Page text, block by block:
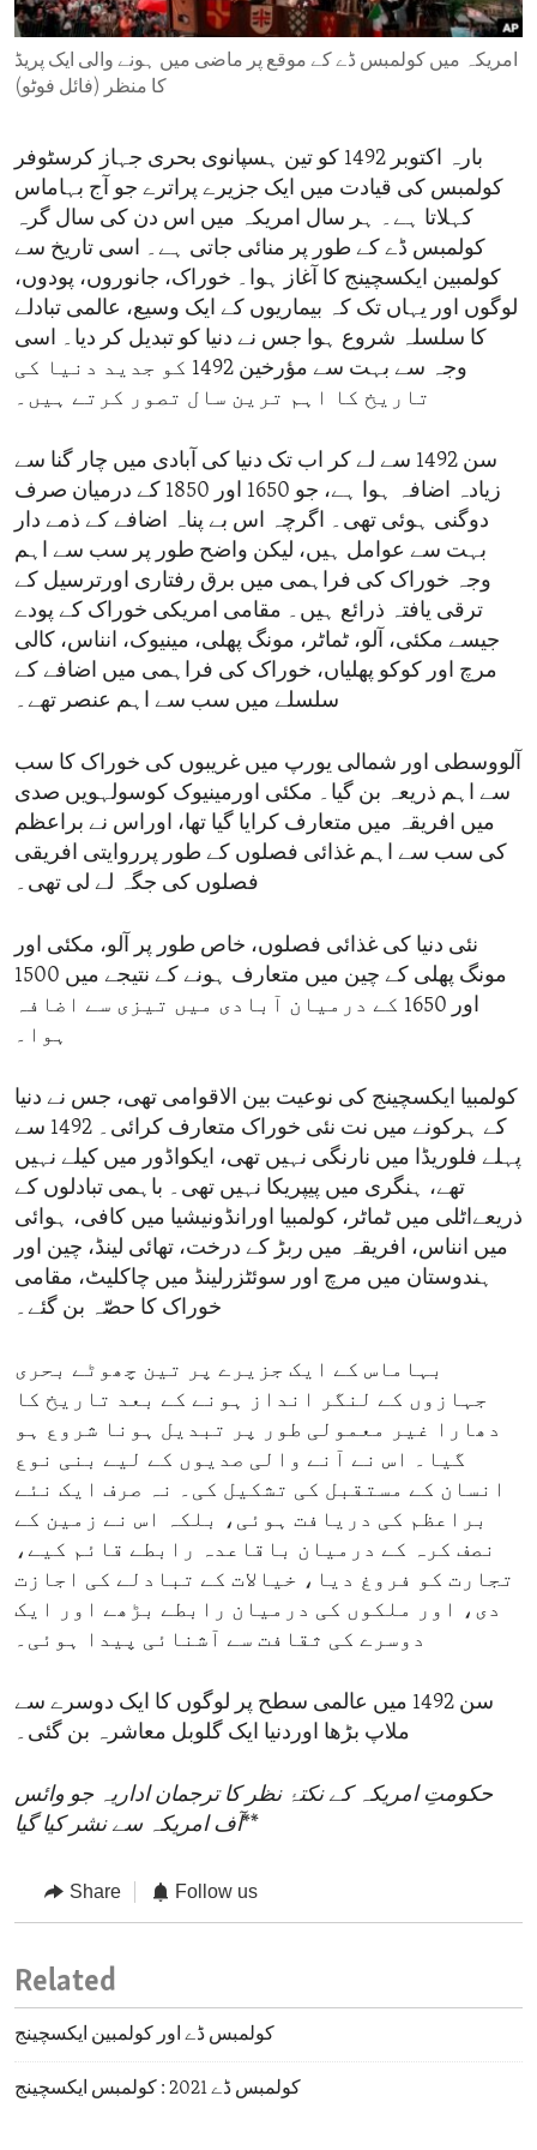
ENVIRONMENT AND HEALTH
IDEALS AND INSTITUTIONS
امریکہ میں کولمبس ڈے کے موقع پر ماضی میں ہونے والی ایک پریڈ
کا منظر (فائل فوٹو)
بارہ اکتوبر 1492 کو تین ہسپانوی بحری جہاز کرسٹوفر
کولمبس کی قیادت میں ایک جزیرے پراترے جو آج بہاماس
کہلاتا ہے۔ ہر سال امریکہ میں اس دن کی سال گرہ
کولمبس ڈے کے طور پر منائی جاتی ہے۔ اسی تاریخ سے
کولمبین ایکسچینج کا آغاز ہوا۔ خوراک، جانوروں، پودوں،
لوگوں اور یہاں تک کہ بیماریوں کے ایک وسیع، عالمی تبادلے
کا سلسلہ شروع ہوا جس نے دنیا کو تبدیل کر دیا۔ اسی
وجہ سے بہت سے مؤرخین 1492 کو جدید دنیا کی
تاریخ کا اہم ترین سال تصور کرتے ہیں۔
سن 1492 سے لے کر اب تک دنیا کی آبادی میں چار گنا سے
زیادہ اضافہ ہوا ہے، جو 1650 اور 1850 کے درمیان صرف
دوگنی ہوئی تھی۔ اگرچہ اس بے پناہ اضافے کے ذمے دار
بہت سے عوامل ہیں، لیکن واضح طور پر سب سے اہم
وجہ خوراک کی فراہمی میں برق رفتاری اورترسیل کے
ترقی یافتہ ذرائع ہیں۔ مقامی امریکی خوراک کے پودے
جیسے مکئی، آلو، ٹماٹر، مونگ پھلی، مینیوک، انناس، کالی
مرچ اور کوکو پھلیاں، خوراک کی فراہمی میں اضافے کے
سلسلے میں سب سے اہم عنصر تھے۔
آلووسطی اور شمالی یورپ میں غریبوں کی خوراک کا سب
سے اہم ذریعہ بن گیا۔ مکئی اورمینیوک کوسولہویں صدی
میں افریقہ میں متعارف کرایا گیا تھا، اوراس نے براعظم
کی سب سے اہم غذائی فصلوں کے طور پرروایتی افریقی
فصلوں کی جگہ لے لی تھی۔
نئی دنیا کی غذائی فصلوں، خاص طور پر آلو، مکئی اور
مونگ پھلی کے چین میں متعارف ہونے کے نتیجے میں 1500
اور 1650 کے درمیان آبادی میں تیزی سے اضافہ
ہوا۔
کولمبیا ایکسچینج کی نوعیت بین الاقوامی تھی، جس نے دنیا
کے ہرکونے میں نت نئی خوراک متعارف کرائی۔ 1492 سے
پہلے فلوریڈا میں نارنگی نہیں تھی، ایکواڈور میں کیلے نہیں
تھے، ہنگری میں پیپریکا نہیں تھی۔ باہمی تبادلوں کے
ذریعےاٹلی میں ٹماٹر، کولمبیا اورانڈونیشیا میں کافی، ہوائی
میں انناس، افریقہ میں ربڑ کے درخت، تھائی لینڈ، چین اور
ہندوستان میں مرچ اور سوئٹزرلینڈ میں چاکلیٹ، مقامی
خوراک کا حصّہ بن گئے۔
بہاماس کے ایک جزیرے پر تین چھوٹے بحری
جہازوں کے لنگر انداز ہونے کے بعد تاریخ کا
دھارا غیر معمولی طور پر تبدیل ہونا شروع ہو
گیا۔ اس نے آنے والی صدیوں کے لیے بنی نوع
انسان کے مستقبل کی تشکیل کی۔ نہ صرف ایک نئے
براعظم کی دریافت ہوئی، بلکہ اس نے زمین کے
نصف کرہ کے درمیان باقاعدہ رابطے قائم کیے،
تجارت کو فروغ دیا، خیالات کے تبادلے کی اجازت
دی، اور ملکوں کی درمیان رابطے بڑھے اور ایک
دوسرے کی ثقافت سے آشنائی پیدا ہوئی۔
سن 1492 میں عالمی سطح پر لوگوں کا ایک دوسرے سے
ملاپ بڑھا اوردنیا ایک گلوبل معاشرہ بن گئی۔
حکومتِ امریکہ کے نکتۂ نظر کا ترجمان اداریہ جو وائس
آف امریکہ سے نشر کیا گیا**
Share Follow us
Related
کولمبس ڈے اور کولمبین ایکسچینج
کولمبس ڈے 2021 : کولمبس ایکسچینج